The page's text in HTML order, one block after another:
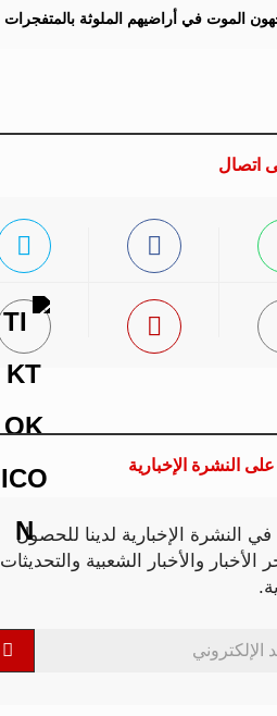
الموت في أراضيهم الملوثة بالمتفجرات
اتصال
النشرة الإخبارية
النشرة الإخبارية لدينا للحصول
الأخبار والأخبار الشعبية والتحديثات